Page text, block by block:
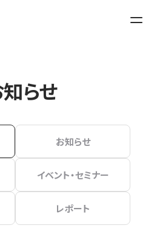
らせ
お知らせ
イベント・セミナー
レポート